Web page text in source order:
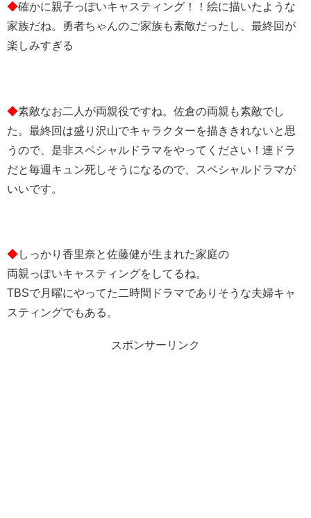
◆確かに親子っぽいキャスティング！！絵に描いたような
家族だね。勇者ちゃんのご家族も素敵だったし、最終回が
楽しみすぎる
◆素敵なお二人が両親役ですね。佐倉の両親も素敵でし
た。最終回は盛り沢山でキャラクターを描ききれないと思
うので、是非スペシャルドラマをやってください！連ドラ
だと毎週キュン死しそうになるので、スペシャルドラマが
いいです。
◆しっかり香里奈と佐藤健が生まれた家庭の
両親っぽいキャスティングをしてるね。
TBSで月曜にやってた二時間ドラマでありそうな夫婦キャ
スティングでもある。
スポンサーリンク